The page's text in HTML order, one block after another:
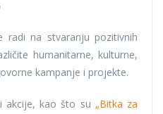
radi na stvaranju pozitivnih
humanitarne, kulturne,
kampanje i projekte.
akcije, kao što su „Bitka za